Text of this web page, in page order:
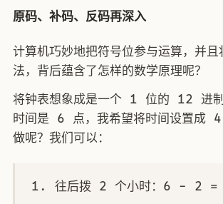
原码、补码、反码再深入
计算机巧妙地把符号位参与运算，并
法，背后蕴含了怎样的数学原理呢？
将钟表想象成是一个 1 位的 12 进
时间是 6 点，我希望将时间设置成
做呢？我们可以：
往后拨 2 个小时：6 - 2